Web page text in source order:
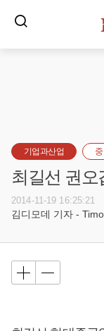
기업과산업
최길선 권오
2014-11-19 16:25:21
김디모데 기자 -